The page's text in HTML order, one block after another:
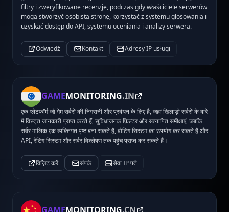
filtry i zweryfikowane recenzje, podczas gdy właściciele serwerów
mogą stworzyć osobistą stronę, korzystać z systemu głosowania i
uzyskać dostęp do API, systemu oceniania i analizy serwera.
Odwiedź Kontakt Adresy IP usługi
GAMEMONITORING.IN
एक प्लेटफॉर्म जो गेम सर्वरों की निगरानी और प्रबंधन के लिए है, जहां खिलाड़ी सर्वरों के बारे
में विस्तृत जानकारी प्राप्त करते हैं, सुविधाजनक फ़िल्टर और सत्यापित समीक्षाएं, जबकि
सर्वर मालिक एक व्यक्तिगत पृष्ठ बना सकते हैं, वोटिंग सिस्टम का उपयोग कर सकते हैं और
API, रेटिंग सिस्टम और सर्वर विश्लेषण तक पहुंच प्राप्त कर सकते हैं।
विज़िट करें संपर्क सेवा IP पते